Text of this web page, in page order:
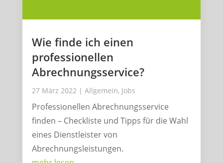
Wie finde ich einen
professionellen
Abrechnungsservice?
27 März 2022| Allgemein, Jobs
Professionellen Abrechnungsservice
finden – Checkliste und Tipps für die Wahl
eines Dienstleister von
Abrechnungsleistungen.